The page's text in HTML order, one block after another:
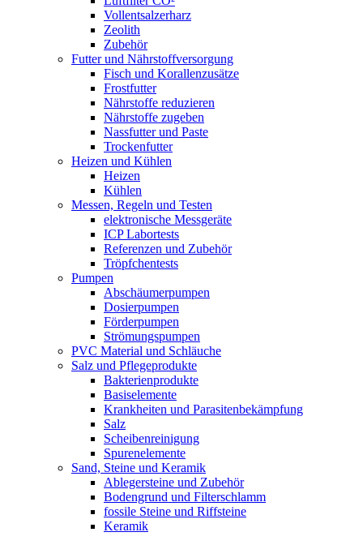
Vollentsalzerharz
Zeolith
Zubehör
Futter und Nährstoffversorgung
Fisch und Korallenzusätze
Frostfutter
Nährstoffe reduzieren
Nährstoffe zugeben
Nassfutter und Paste
Trockenfutter
Heizen und Kühlen
Heizen
Kühlen
Messen, Regeln und Testen
elektronische Messgeräte
ICP Labortests
Referenzen und Zubehör
Tröpfchentests
Pumpen
Abschäumerpumpen
Dosierpumpen
Förderpumpen
Strömungspumpen
PVC Material und Schläuche
Salz und Pflegeprodukte
Bakterienprodukte
Basiselemente
Krankheiten und Parasitenbekämpfung
Salz
Scheibenreinigung
Spurenelemente
Sand, Steine und Keramik
Ablegersteine und Zubehör
Bodengrund und Filterschlamm
fossile Steine und Riffsteine
Keramik